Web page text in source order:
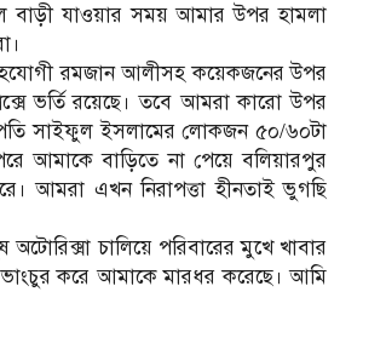
বাড়ী যাওয়ার সময় আমার উপর হামলা
রমজান আলীসহ কয়েকজনের উপর
ভর্তি রয়েছে। তবে আমরা কারো উপর
সাইফুল ইসলামের লোকজন ৫০/৬০টা
আমাকে বাড়িতে না পেয়ে বলিয়ারপুর
আমরা এখন নিরাপত্তা হীনতাই ভুগছি
চালিয়ে পরিবারের মুখে খাবার
করে আমাকে মারধর করেছে। আমি